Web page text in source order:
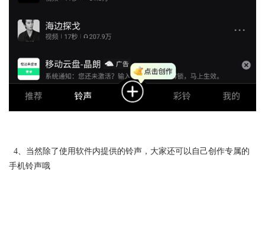
4、当然除了使用软件内提供的铃声，大家还可以自己创作专属的
手机铃声哦